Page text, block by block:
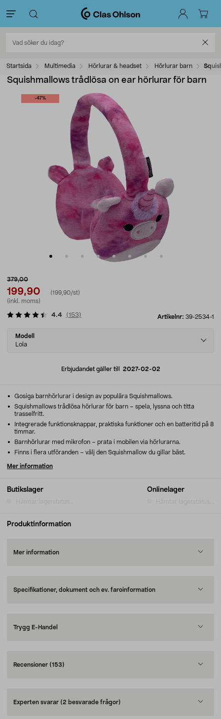
Startsida Multimedia Hörlurar & headset Hörlurar barn
Squishmallows trådlösa on ear hörlurar för barn
-47%
379,00
199,90
(199,90/st)
(inkl. moms)
Artikelnr: 39-2534-1
4.4 (153)
Select
variant
Modell
Lola
Erbjudandet gäller till 2027-02-02
Butikslager Onlinelager
Gosiga barnhörlurar i design av populära Squishmallows.
Squishmallows trådlösa hörlurar för barn – spela, lyssna och titta
trasselfritt.
Integrerade funktionsknappar, praktiska funktioner och en batteritid på 8
timmar.
Barnhörlurar med mikrofon – prata i mobilen via hörlurarna.
Finns i flera utföranden – välj den Squishmallow du gillar bäst.
Mer information
Produktinformation
Mer information
Specifikationer, dokument och ev. faroinformation
Trygg E-Handel
Recensioner (153)
Experten svarar (2 besvarade frågor)